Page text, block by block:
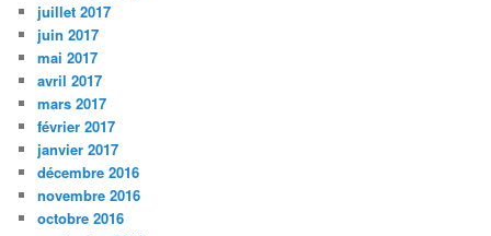
juillet 2017
juin 2017
mai 2017
avril 2017
mars 2017
février 2017
janvier 2017
décembre 2016
novembre 2016
octobre 2016